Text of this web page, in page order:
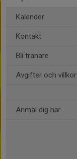
Kalender
Kontakt
Bli tränare
Avgifter och villkor
Anmäl dig här